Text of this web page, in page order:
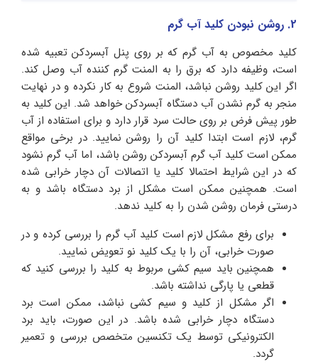
2. روشن نبودن کلید آب گرم
کلید مخصوص به آب گرم که بر روی پنل آبسردکن تعبیه شده
است، وظیفه دارد که برق را به المنت گرم کننده آب وصل کند.
اگر این کلید روشن نباشد، المنت شروع به کار نکرده و در نهایت
منجر به گرم نشدن آب دستگاه آبسردکن خواهد شد. این کلید به
طور پیش فرض بر روی حالت سرد قرار دارد و برای استفاده از آب
گرم، لازم است ابتدا کلید آن را روشن نمایید. در برخی مواقع
ممکن است کلید آب گرم آبسردکن روشن باشد، اما آب گرم نشود
که در این شرایط احتمالا کلید یا اتصالات آن دچار خرابی شده
است. همچنین ممکن است مشکل از برد دستگاه باشد و به
درستی فرمان روشن شدن را به کلید ندهد.
برای رفع مشکل لازم است کلید آب گرم را بررسی کرده و در
صورت خرابی، آن را با یک کلید نو تعویض نمایید.
همچنین باید سیم کشی مربوط به کلید را بررسی کنید که
قطعی یا پارگی نداشته باشد.
اگر مشکل از کلید و سیم کشی نباشد، ممکن است برد
دستگاه دچار خرابی شده باشد. در این صورت، باید برد
الکترونیکی توسط یک تکنسین متخصص بررسی و تعمیر
گردد.